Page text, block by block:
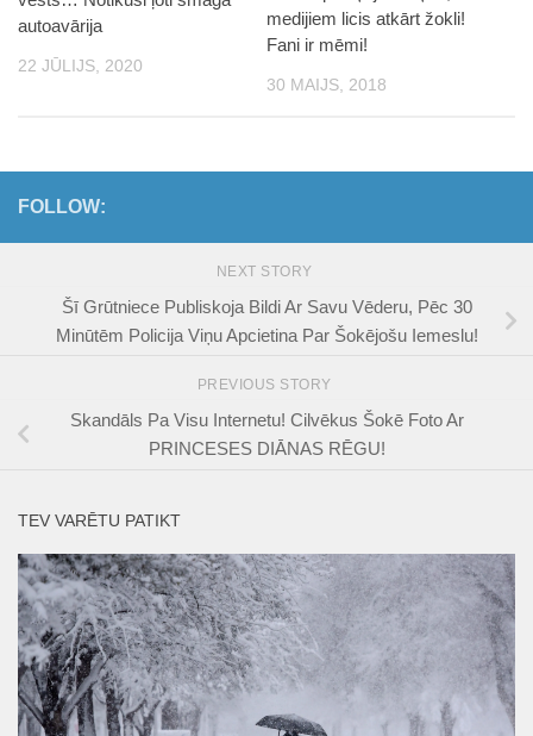
autoavārija
22 JŪLIJS, 2020
medijiem licis atkārt žokli!
Fani ir mēmi!
30 MAIJS, 2018
FOLLOW:
NEXT STORY
Šī Grūtniece Publiskoja Bildi Ar Savu Vēderu, Pēc 30
Minūtēm Policija Viņu Apcietina Par Šokējošu Iemeslu!
PREVIOUS STORY
Skandāls Pa Visu Internetu! Cilvēkus Šokē Foto Ar
PRINCESES DIĀNAS RĒGU!
TEV VARĒTU PATIKT